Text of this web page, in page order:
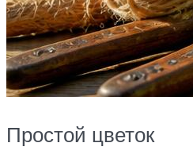
Простой цветок